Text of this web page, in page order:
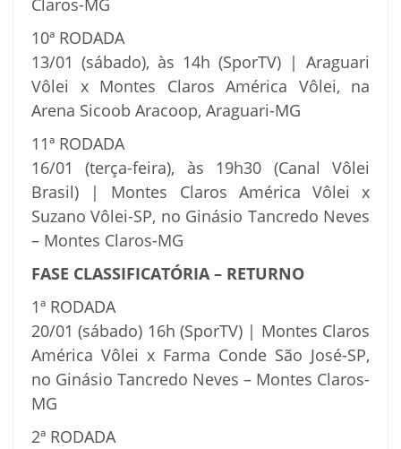
Claros-MG
10ª RODADA
13/01 (sábado), às 14h (SporTV) | Araguari
Vôlei x Montes Claros América Vôlei, na
Arena Sicoob Aracoop, Araguari-MG
11ª RODADA
16/01 (terça-feira), às 19h30 (Canal Vôlei
Brasil) | Montes Claros América Vôlei x
Suzano Vôlei-SP, no Ginásio Tancredo Neves
– Montes Claros-MG
FASE CLASSIFICATÓRIA – RETURNO
1ª RODADA
20/01 (sábado) 16h (SporTV) | Montes Claros
América Vôlei x Farma Conde São José-SP,
no Ginásio Tancredo Neves – Montes Claros-
MG
2ª RODADA